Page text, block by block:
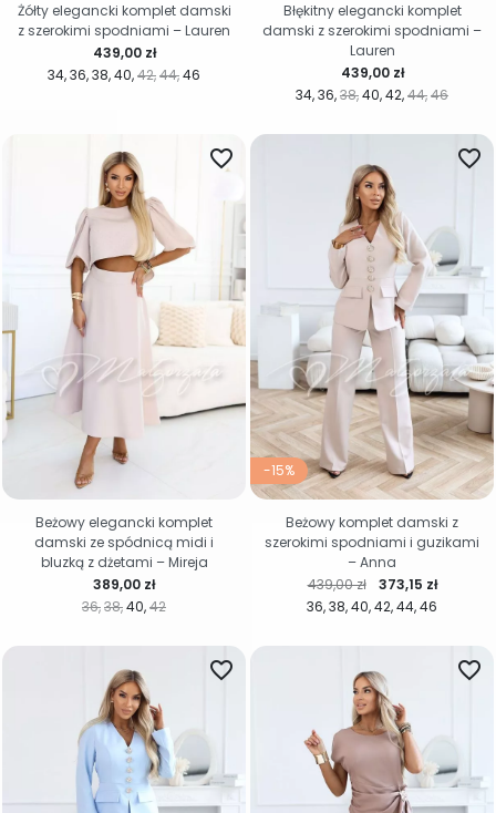
34 36 38 40 42 44 46
Cena
439,00 zł
Żółty elegancki komplet damski
z szerokimi spodniami – Lauren
34 36 38 40 42 44 46
Cena
439,00 zł
Błękitny elegancki komplet
damski z szerokimi spodniami –
Lauren
36 38 40 42
favorite_border
Cena
389,00 zł
Beżowy elegancki komplet
damski ze spódnicą midi i
bluzką z dżetami – Mireja
-15%
36 38 40 42 44 46
favorite_border
Cena regularna
439,00 zł Cena
373,15 zł
Beżowy komplet damski z
szerokimi spodniami i guzikami
– Anna
favorite_border favorite_border